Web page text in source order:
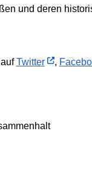
und deren
Twitter ,